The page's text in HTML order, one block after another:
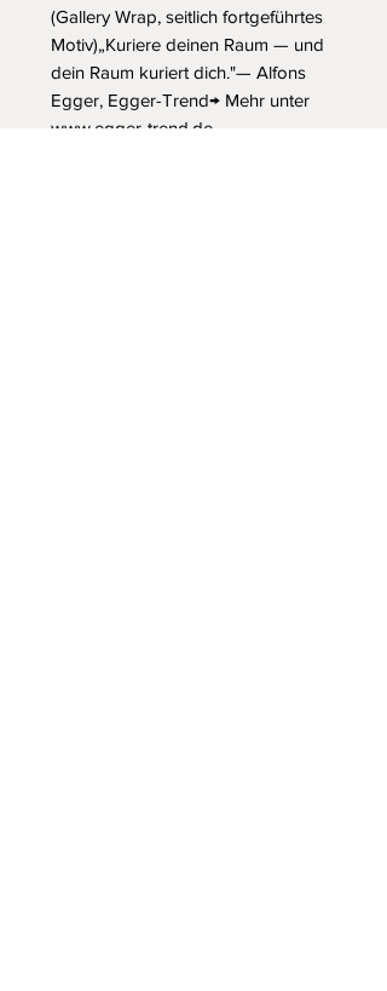
(Gallery Wrap, seitlich fortgeführtes
Motiv)„Kuriere deinen Raum — und
dein Raum kuriert dich."— Alfons
Egger, Egger-Trend→ Mehr unter
www.egger-trend.de